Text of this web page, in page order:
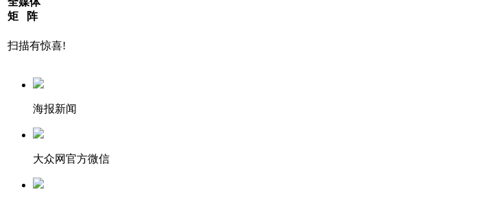
矩 阵
扫描有惊喜!
海报新闻
大众网官方微信